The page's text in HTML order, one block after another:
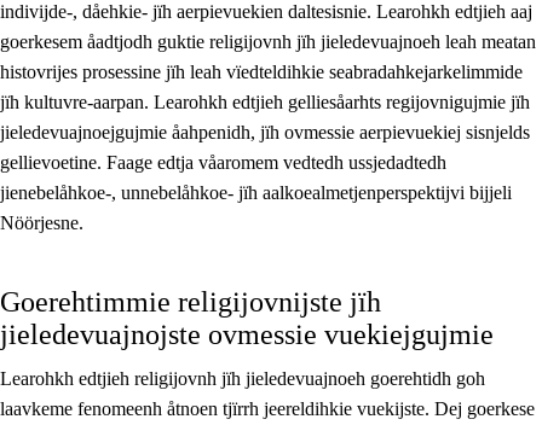
indivijde-, dåehkie- jïh aerpievuekien daltesisnie. Learohkh edtjieh aaj
goerkesem åadtjodh guktie religijovnh jïh jieledevuajnoeh leah meatan
histovrijes prosessine jïh leah vïedteldihkie seabradahkejarkelimmide
jïh kultuvre-aarpan. Learohkh edtjieh gelliesåarhts regijovnigujmie jïh
jieledevuajnoejgujmie åahpenidh, jïh ovmessie aerpievuekiej sisnjelds
gellievoetine. Faage edtja våaromem vedtedh ussjedadtedh
jienebelåhkoe-, unnebelåhkoe- jïh aalkoealmetjenperspektijvi bijjeli
Nöörjesne.
Goerehtimmie religijovnijste jïh
jieledevuajnojste ovmessie vuekiejgujmie
Learohkh edtjieh religijovnh jïh jieledevuajnoeh goerehtidh goh
laavkeme fenomeenh åtnoen tjïrrh jeereldihkie vuekijste. Dej goerkese